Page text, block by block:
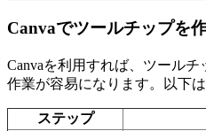
Canvaでツールチップを
Canvaを利用すれば、ツール
作業が容易になります。以下
ステップ